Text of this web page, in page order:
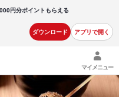
円分ポイントもらえる
ダウンロード アプリで開く
マイメニュー